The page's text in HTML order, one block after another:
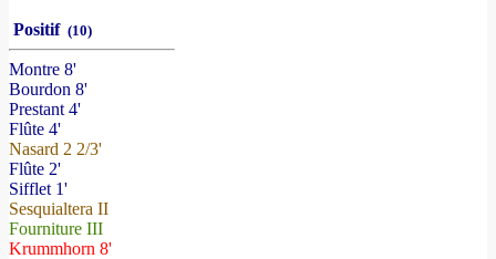
Positif (10)
Montre 8'
Bourdon 8'
Prestant 4'
Flûte 4'
Nasard 2 2/3'
Flûte 2'
Sifflet 1'
Sesquialtera II
Fourniture III
Krummhorn 8'